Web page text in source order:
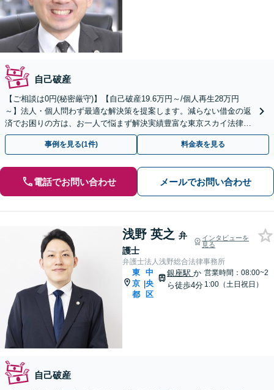
自己破産
【ご相談は0円(秘密厳守)】【自己破産19.6万円～/個人再生28万円
～】法人・個人問わず最適な解決策を提案します。減らない借金の返
済でお困りの方は、お一人で悩まず解決実績豊富な東京スカイ法律事
務所にご相談ください。
事例を見る(1件) 料金表を見る
電話でお問い合わせ メールでお問い合わせ
浅野 英之 弁
護士
インタビューを
見る
弁護士法人浅野総合法律事務所
東
京
都
|
中
央
区
銀座駅か
ら徒歩4分
営業時間：08:00~2
1:00（土日祝日）
自己破産